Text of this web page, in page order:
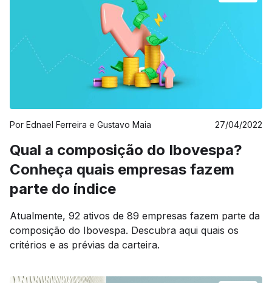
Por Ednael Ferreira e Gustavo Maia 27/04/2022
Qual a composição do Ibovespa?
Conheça quais empresas fazem
parte do índice
Atualmente, 92 ativos de 89 empresas fazem parte da
composição do Ibovespa. Descubra aqui quais os
critérios e as prévias da carteira.